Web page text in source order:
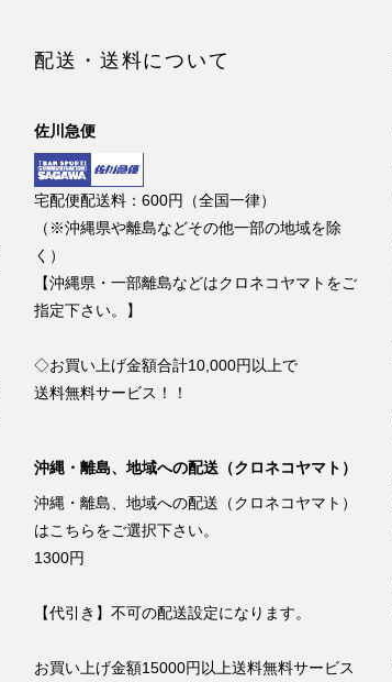
配送・送料について
佐川急便
宅配便配送料：600円（全国一律）
（※沖縄県や離島などその他一部の地域を除
く）
【沖縄県・一部離島などはクロネコヤマトをご
指定下さい。】
◇お買い上げ金額合計10,000円以上で
送料無料サービス！！
沖縄・離島、地域への配送（クロネコヤマト）
沖縄・離島、地域への配送（クロネコヤマト）
はこちらをご選択下さい。
1300円
【代引き】不可の配送設定になります。
お買い上げ金額15000円以上送料無料サービス